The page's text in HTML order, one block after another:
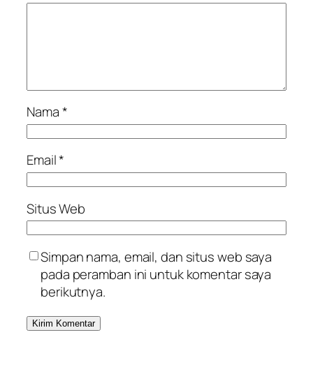
Nama*
Email*
Situs Web
Simpan nama, email, dan situs web saya
pada peramban ini untuk komentar saya
berikutnya.